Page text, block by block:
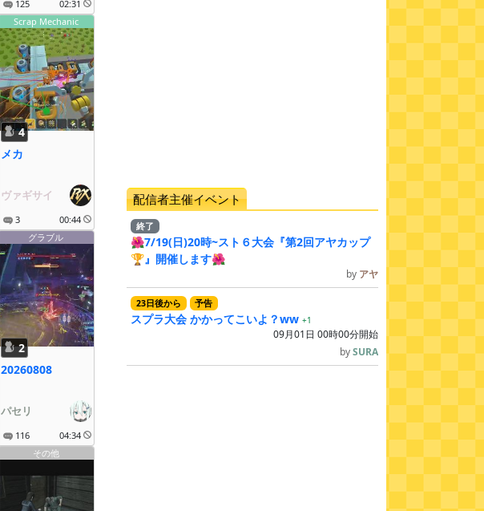
125
02:31
Scrap Mechanic
4
メカ
ヴァギサイ
3
00:44
グラブル
2
20260808
パセリ
116
04:34
その他
配信者主催イベント
終了
🌺7/19(日)20時~スト６大会『第2回アヤカップ
🏆』開催します🌺
by アヤ
23日後から 予告
スプラ大会 かかってこいよ？ww +1
09月01日 00時00分開始
bySURA